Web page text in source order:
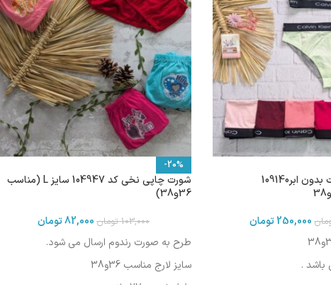
ست نیم تنه و شورت بدون ابر109140
250,000تومان
باشد .
-20%
شورت چاپی نخی کد 104947 سایز L (مناسب
36و38)
103,000 تومان 82,000تومان
طرح به صورت رندوم ارسال می شود.
سایز لارج مناسب 36و38
طول شورت :27سانت